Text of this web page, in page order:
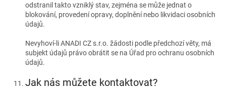
odstranil takto vzniklý stav, zejména se může jednat o
blokování, provedení opravy, doplnění nebo likvidaci osobních
údajů.
Nevyhoví-li ANADI CZ s.r.o. žádosti podle předchozí věty, má
subjekt údajů právo obrátit se na Úřad pro ochranu osobních
údajů.
Jak nás můžete kontaktovat?